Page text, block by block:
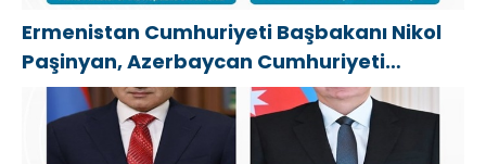
Ermenistan Cumhuriyeti Başbakanı Nikol
Paşinyan, Azerbaycan Cumhuriyeti
Cumhurbaşkanı İlham Aliyev’i aradı